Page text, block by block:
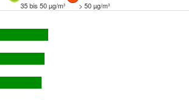
35 bis 50 µg/m³ > 50 µg/m³